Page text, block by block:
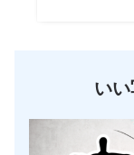
い